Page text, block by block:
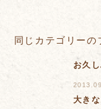
同じカテゴリーの
お久
大き